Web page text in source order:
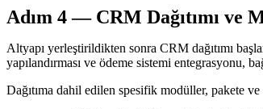
Adım 4 — CRM Dağıtımı ve
Altyapı yerleştirildikten sonra CRM dağıtımı
yapılandırması ve ödeme sistemi entegrasyonu,
Dağıtıma dahil edilen spesifik modüller, pakete ve